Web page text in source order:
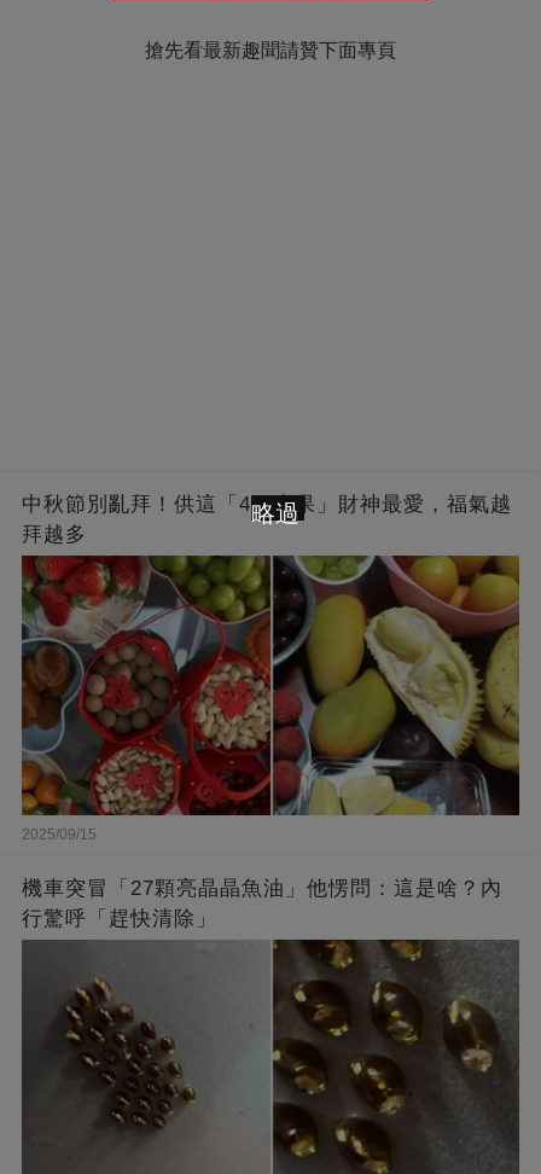
搶先看最新趣聞請贊下面專頁
中秋節別亂拜！供這「4種水果」財神最愛，福氣越
拜越多
2025/09/15
機車突冒「27顆亮晶晶魚油」他愣問：這是啥？內
行驚呼「趕快清除」
略過